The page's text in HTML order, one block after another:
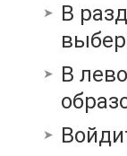
В
В